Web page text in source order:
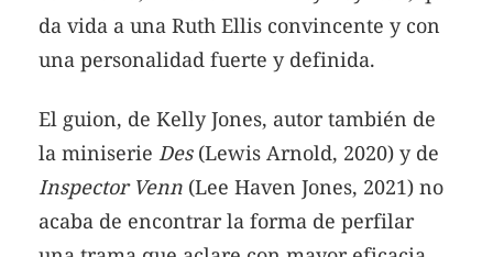
da vida a una Ruth Ellis convincente y con
una personalidad fuerte y definida.
El guion, de Kelly Jones, autor también de
la miniserie Des(Lewis Arnold, 2020) y de
Inspector Venn (Lee Haven Jones, 2021) no
acaba de encontrar la forma de perfilar